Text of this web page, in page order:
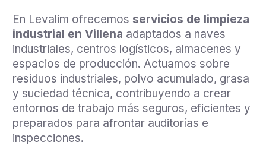
En Levalim ofrecemos servicios de limpieza
industrial en Villena adaptados a naves
industriales, centros logísticos, almacenes y
espacios de producción. Actuamos sobre
residuos industriales, polvo acumulado, grasa
y suciedad técnica, contribuyendo a crear
entornos de trabajo más seguros, eficientes y
preparados para afrontar auditorías e
inspecciones.